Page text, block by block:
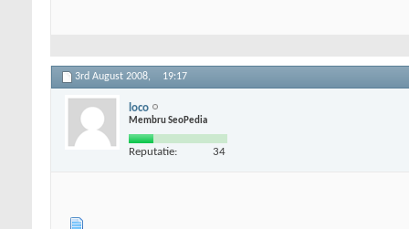
3rd August 2008, 19:17
loco
Membru SeoPedia
Reputatie: 34